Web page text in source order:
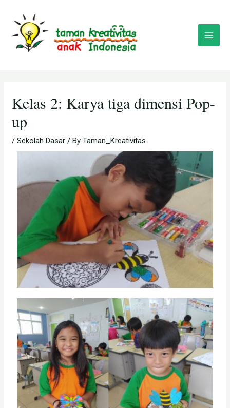
content
Menu
Kelas 2: Karya tiga dimensi Pop-
up
/Sekolah Dasar / ByTaman_Kreativitas
navigation